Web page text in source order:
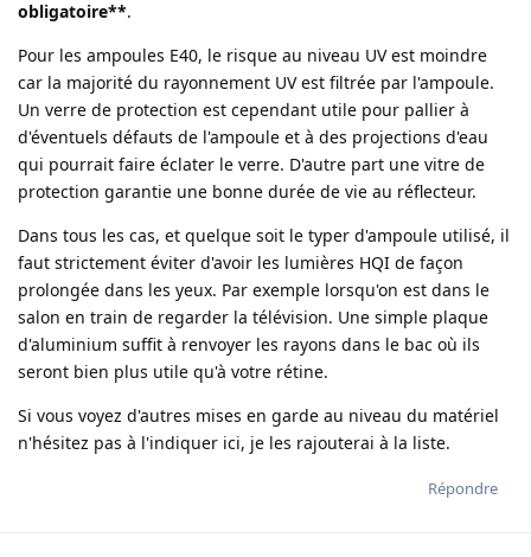
obligatoire**.
Pour les ampoules E40, le risque au niveau UV est moindre
car la majorité du rayonnement UV est filtrée par l'ampoule.
Un verre de protection est cependant utile pour pallier à
d'éventuels défauts de l'ampoule et à des projections d'eau
qui pourrait faire éclater le verre. D'autre part une vitre de
protection garantie une bonne durée de vie au réflecteur.
Dans tous les cas, et quelque soit le typer d'ampoule utilisé, il
faut strictement éviter d'avoir les lumières HQI de façon
prolongée dans les yeux. Par exemple lorsqu'on est dans le
salon en train de regarder la télévision. Une simple plaque
d'aluminium suffit à renvoyer les rayons dans le bac où ils
seront bien plus utile qu'à votre rétine.
Si vous voyez d'autres mises en garde au niveau du matériel
n'hésitez pas à l'indiquer ici, je les rajouterai à la liste.
Répondre